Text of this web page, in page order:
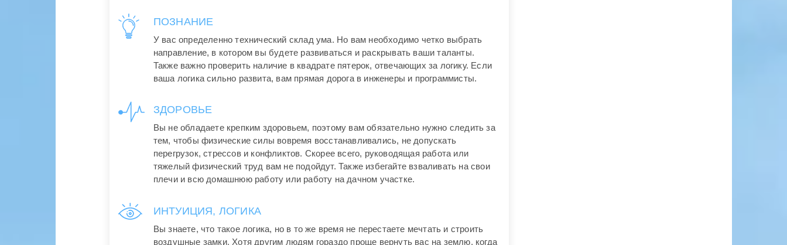
ПОЗНАНИЕ
У вас определенно технический склад ума. Но вам необходимо четко выбрать
направление, в котором вы будете развиваться и раскрывать ваши таланты.
Также важно проверить наличие в квадрате пятерок, отвечающих за логику. Если
ваша логика сильно развита, вам прямая дорога в инженеры и программисты.
ЗДОРОВЬЕ
Вы не обладаете крепким здоровьем, поэтому вам обязательно нужно следить за
тем, чтобы физические силы вовремя восстанавливались, не допускать
перегрузок, стрессов и конфликтов. Скорее всего, руководящая работа или
тяжелый физический труд вам не подойдут. Также избегайте взваливать на свои
плечи и всю домашнюю работу или работу на дачном участке.
ИНТУИЦИЯ, ЛОГИКА
Вы знаете, что такое логика, но в то же время не перестаете мечтать и строить
воздушные замки. Хотя другим людям гораздо проще вернуть вас на землю, когда